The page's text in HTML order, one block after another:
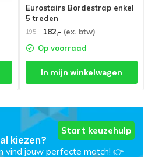
Eurostairs Bordestrap enkel
5 treden
195,- 182,- (ex. btw)
Op voorraad
In mijn winkelwagen
kiezen?
vind jouw perfecte match! 👉
Start keuzehulp